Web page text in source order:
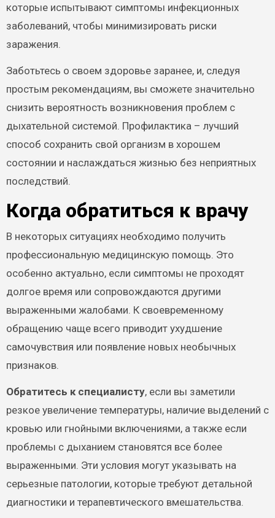
которые испытывают симптомы инфекционных
заболеваний, чтобы минимизировать риски
заражения.
Заботьтесь о своем здоровье заранее, и, следуя
простым рекомендациям, вы сможете значительно
снизить вероятность возникновения проблем с
дыхательной системой. Профилактика – лучший
способ сохранить свой организм в хорошем
состоянии и наслаждаться жизнью без неприятных
последствий.
Когда обратиться к врачу
В некоторых ситуациях необходимо получить
профессиональную медицинскую помощь. Это
особенно актуально, если симптомы не проходят
долгое время или сопровождаются другими
выраженными жалобами. К своевременному
обращению чаще всего приводит ухудшение
самочувствия или появление новых необычных
признаков.
Обратитесь к специалисту, если вы заметили
резкое увеличение температуры, наличие выделений с
кровью или гнойными включениями, а также если
проблемы с дыханием становятся все более
выраженными. Эти условия могут указывать на
серьезные патологии, которые требуют детальной
диагностики и терапевтического вмешательства.